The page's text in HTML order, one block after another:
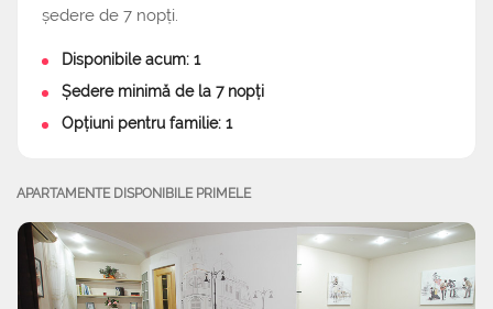
ședere de 7 nopți.
Disponibile acum: 1
Ședere minimă de la 7 nopți
Opțiuni pentru familie: 1
APARTAMENTE DISPONIBILE PRIMELE